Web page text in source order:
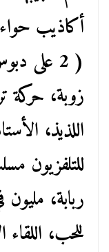
أكاذيب
( 2 على
زوبة، حركة
اللذيذ،
للتلفزيون
ربابة،
للحب،